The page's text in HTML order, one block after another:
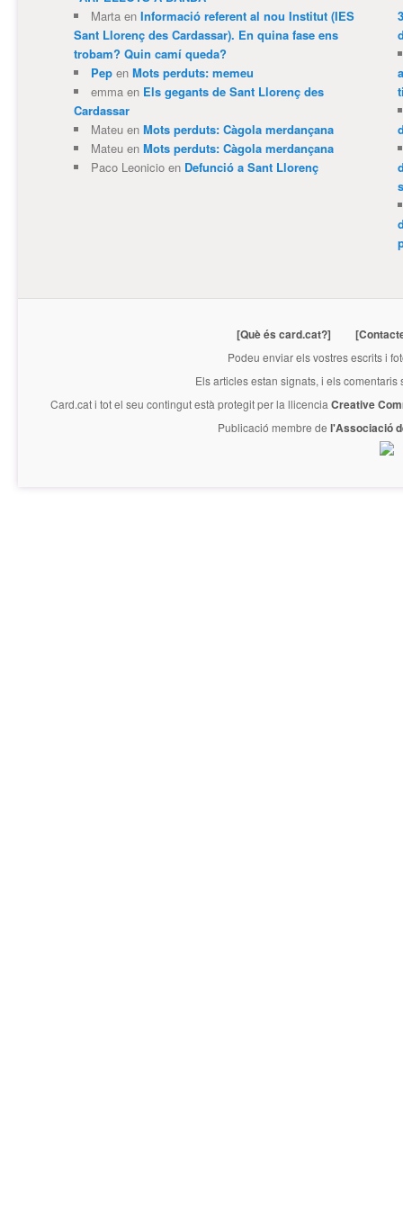
Martaen Informació referent al nou Institut (IES
Sant Llorenç des Cardassar). En quina fase ens
trobam? Quin camí queda?
Pepen Mots perduts: memeu
emmaen Els gegants de Sant Llorenç des
Cardassar
Mateuen Mots perduts: Càgola merdançana
Mateuen Mots perduts: Càgola merdançana
Paco Leonicioen Defunció a Sant Llorenç
[Què és card.cat?]
Podeu enviar els vostres escrits i
Els articles estan signats, i els
Card.cati tot el seu contingut està protegit per la llicencia Creative
Publicació membre de l'Associació